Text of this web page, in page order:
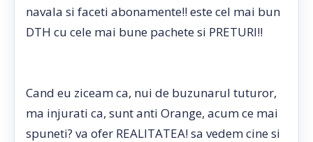
navala si faceti abonamente!! este cel mai bun
DTH cu cele mai bune pachete si PRETURI!!
Cand eu ziceam ca, nui de buzunarul tuturor,
ma injurati ca, sunt anti Orange, acum ce mai
spuneti? va ofer REALITATEA! sa vedem cine si